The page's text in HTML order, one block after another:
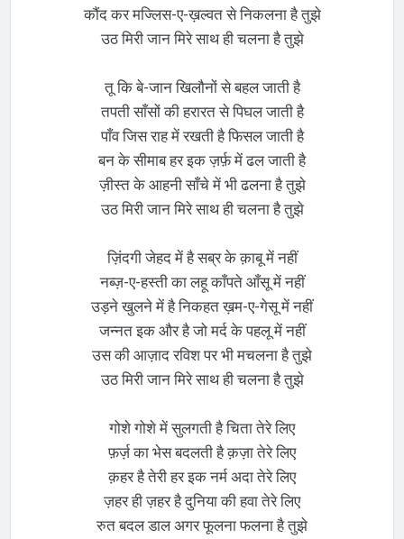
कौंद कर मज्लिस-ए-ख़ल्वत से निकलना है तुझे
उठ मिरी जान मिरे साथ ही चलना है तुझे
तू कि बे-जान खिलौनों से बहल जाती है
तपती साँसों की हरारत से पिघल जाती है
पाँव जिस राह में रखती है फिसल जाती है
बन के सीमाब हर इक ज़र्फ़ में ढल जाती है
ज़ीस्त के आहनी साँचे में भी ढलना है तुझे
उठ मिरी जान मिरे साथ ही चलना है तुझे
ज़िंदगी जेहद में है सब्र के क़ाबू में नहीं
नब्ज़-ए-हस्ती का लहू काँपते आँसू में नहीं
उड़ने खुलने में है निकहत ख़म-ए-गेसू में नहीं
जन्नत इक और है जो मर्द के पहलू में नहीं
उस की आज़ाद रविश पर भी मचलना है तुझे
उठ मिरी जान मिरे साथ ही चलना है तुझे
गोशे गोशे में सुलगती है चिता तेरे लिए
फ़र्ज़ का भेस बदलती है क़ज़ा तेरे लिए
क़हर है तेरी हर इक नर्म अदा तेरे लिए
ज़हर ही ज़हर है दुनिया की हवा तेरे लिए
रुत बदल डाल अगर फूलना फलना है तुझे